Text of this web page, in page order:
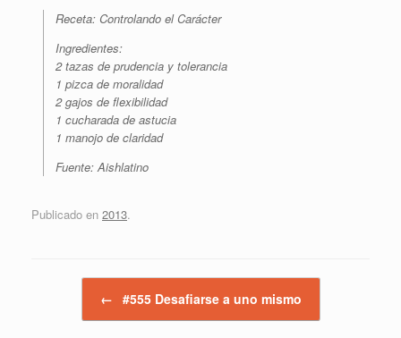
Receta: Controlando el Carácter
Ingredientes:
2 tazas de prudencia y tolerancia
1 pizca de moralidad
2 gajos de flexibilidad
1 cucharada de astucia
1 manojo de claridad
Fuente: Aishlatino
Publicado en 2013.
← #555 Desafiarse a uno mismo